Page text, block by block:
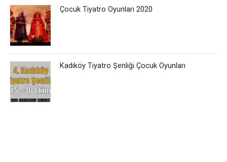
Çocuk Tiyatro Oyunları 2020
Kadıköy Tiyatro Şenliği Çocuk Oyunları